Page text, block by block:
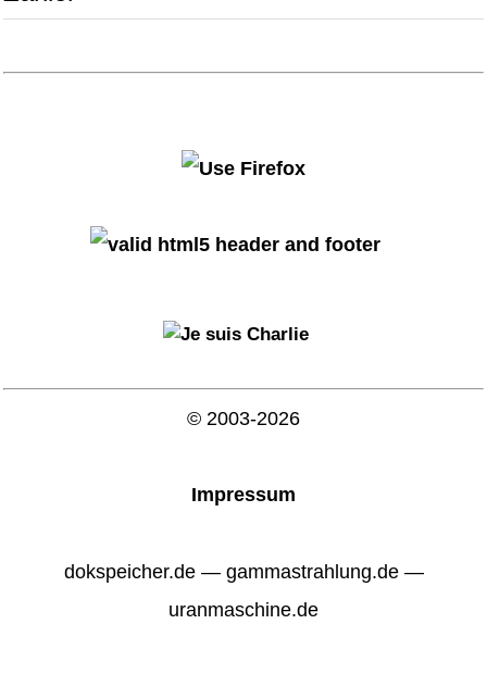
© 2003-2026
Impressum
dokspeicher.de — gammastrahlung.de —
uranmaschine.de